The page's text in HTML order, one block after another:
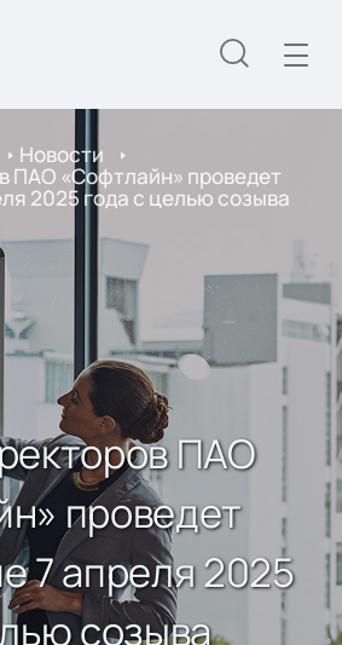
Новости
ПАО «Софтлайн» проведет
2025 года с целью созыва
ПАО
проведет
7 апреля 2025
созыва